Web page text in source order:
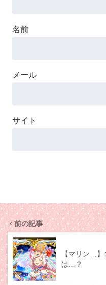
名前
メール
サイト
前の記事
【マリン…
は…？